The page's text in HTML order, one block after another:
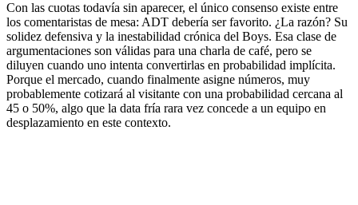
Con las cuotas todavía sin aparecer, el único consenso existe entre
los comentaristas de mesa: ADT debería ser favorito. ¿La razón? Su
solidez defensiva y la inestabilidad crónica del Boys. Esa clase de
argumentaciones son válidas para una charla de café, pero se
diluyen cuando uno intenta convertirlas en probabilidad implícita.
Porque el mercado, cuando finalmente asigne números, muy
probablemente cotizará al visitante con una probabilidad cercana al
45 o 50%, algo que la data fría rara vez concede a un equipo en
desplazamiento en este contexto.